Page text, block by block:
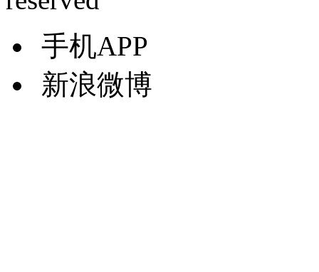
手机APP
新浪微博